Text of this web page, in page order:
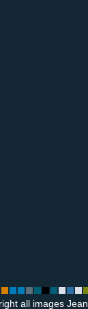
all images